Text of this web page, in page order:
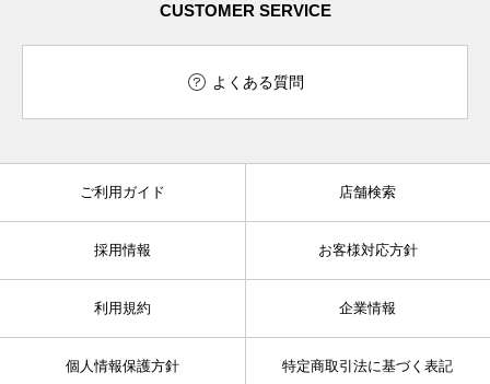
CUSTOMER SERVICE
よくある質問
ご利用ガイド 店舗検索
採用情報 お客様対応方針
利用規約 企業情報
個人情報保護方針 特定商取引法に基づく表記